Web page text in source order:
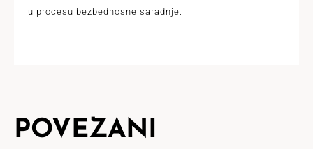
u procesu bezbednosne saradnje.
POVEZANI